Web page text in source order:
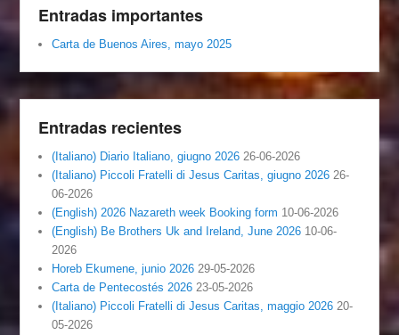
Entradas importantes
Carta de Buenos Aires, mayo 2025
Entradas recientes
(Italiano) Diario Italiano, giugno 2026 26-06-2026
(Italiano) Piccoli Fratelli di Jesus Caritas, giugno 2026 26-
06-2026
(English) 2026 Nazareth week Booking form 10-06-2026
(English) Be Brothers Uk and Ireland, June 2026 10-06-
2026
Horeb Ekumene, junio 2026 29-05-2026
Carta de Pentecostés 2026 23-05-2026
(Italiano) Piccoli Fratelli di Jesus Caritas, maggio 2026 20-
05-2026